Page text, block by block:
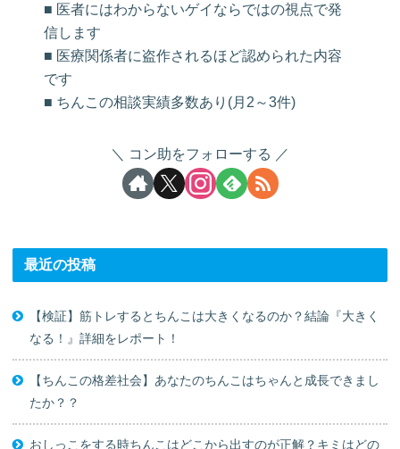
■ 医者にはわからないゲイならではの視点で発
信します
■ 医療関係者に盗作されるほど認められた内容
です
■ ちんこの相談実績多数あり(月2～3件)
コン助をフォローする
最近の投稿
【検証】筋トレするとちんこは大きくなるのか？結論『大きく
なる！』詳細をレポート！
【ちんこの格差社会】あなたのちんこはちゃんと成長できまし
たか？？
おしっこをする時ちんこはどこから出すのが正解？キミはどの